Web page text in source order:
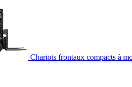
Chariots frontaux compacts à